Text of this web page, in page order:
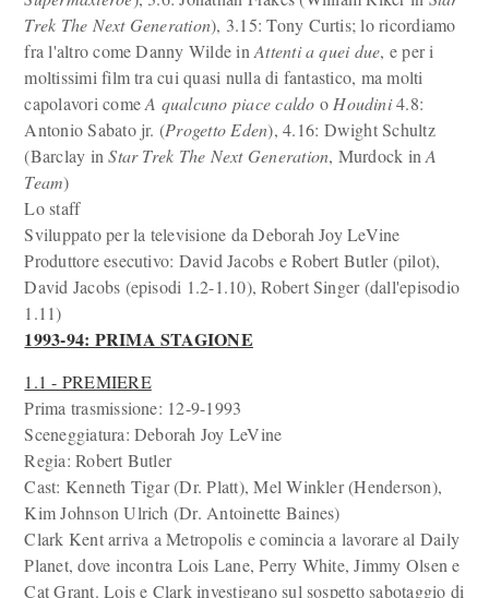
Trek The Next Generation), 3.15: Tony Curtis; lo ricordiamo
fra l'altro come Danny Wilde inAttenti a quei due, e per i
moltissimi film tra cui quasi nulla di fantastico, ma molti
capolavori comeA qualcuno piace caldo o Houdini4.8:
Antonio Sabato jr. (Progetto Eden), 4.16: Dwight Schultz
(Barclay inStar Trek The Next Generation, Murdock inA
Team)
Lo staff
Sviluppato per la televisione da Deborah Joy LeVine
Produttore esecutivo: David Jacobs e Robert Butler (pilot),
David Jacobs (episodi 1.2-1.10), Robert Singer (dall'episodio
1.11)
1993-94: PRIMA STAGIONE
1.1 - PREMIERE
Prima trasmissione: 12-9-1993
Sceneggiatura: Deborah Joy LeVine
Regia: Robert Butler
Cast: Kenneth Tigar (Dr. Platt), Mel Winkler (Henderson),
Kim Johnson Ulrich (Dr. Antoinette Baines)
Clark Kent arriva a Metropolis e comincia a lavorare al Daily
Planet, dove incontra Lois Lane, Perry White, Jimmy Olsen e
Cat Grant. Lois e Clark investigano sul sospetto sabotaggio di